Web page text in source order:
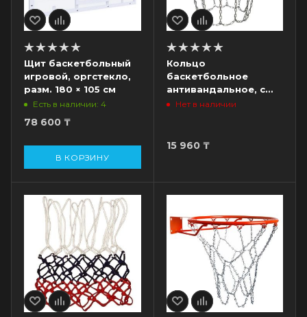
Щит баскетбольный
игровой, оргстекло,
разм. 180 × 105 см
Есть в наличии: 4
78 600 ₸
В КОРЗИНУ
Кольцо
баскетбольное
антивандальное, с
метал. сеткой,
Нет в наличии
15 960₸